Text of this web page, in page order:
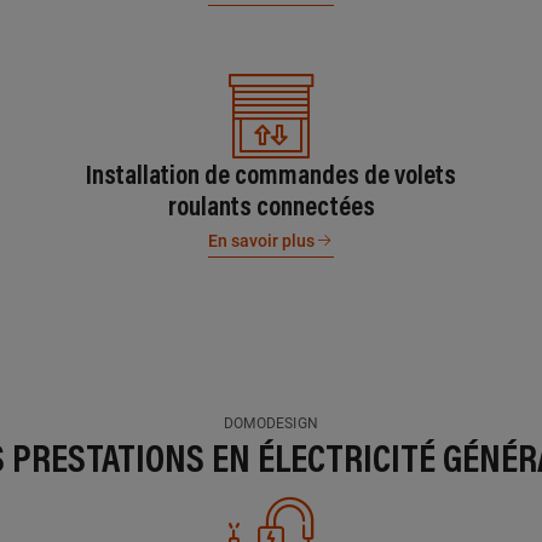
Installation de commandes de volets
roulants connectées
En savoir plus
DOMODESIGN
PRESTATIONS EN ÉLECTRICITÉ